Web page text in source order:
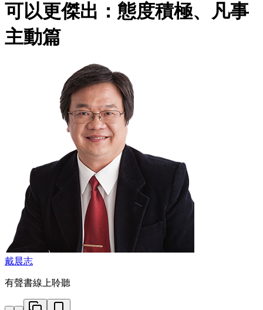
可以更傑出：態度積極、凡事
主動篇
戴晨志
有聲書線上聆聽